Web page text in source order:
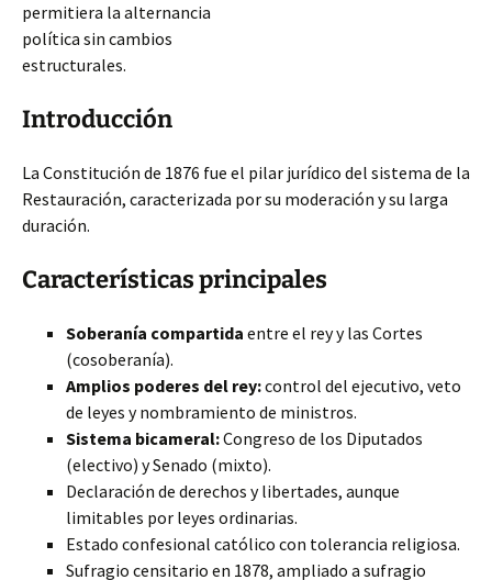
permitiera la alternancia
política sin cambios
estructurales.
Introducción
La Constitución de 1876 fue el pilar jurídico del sistema de la
Restauración, caracterizada por su moderación y su larga
duración.
Características principales
Soberanía compartida entre el rey y las Cortes
(cosoberanía).
Amplios poderes del rey:control del ejecutivo, veto
de leyes y nombramiento de ministros.
Sistema bicameral:Congreso de los Diputados
(electivo) y Senado (mixto).
Declaración de derechos y libertades, aunque
limitables por leyes ordinarias.
Estado confesional católico con tolerancia religiosa.
Sufragio censitario en 1878, ampliado a sufragio